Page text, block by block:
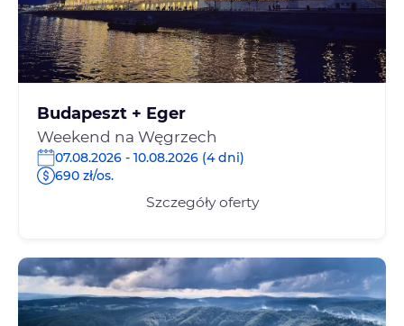
Budapeszt + Eger
Weekend na Węgrzech
07.08.2026 - 10.08.2026 (4 dni)
690 zł/os.
Szczegóły oferty